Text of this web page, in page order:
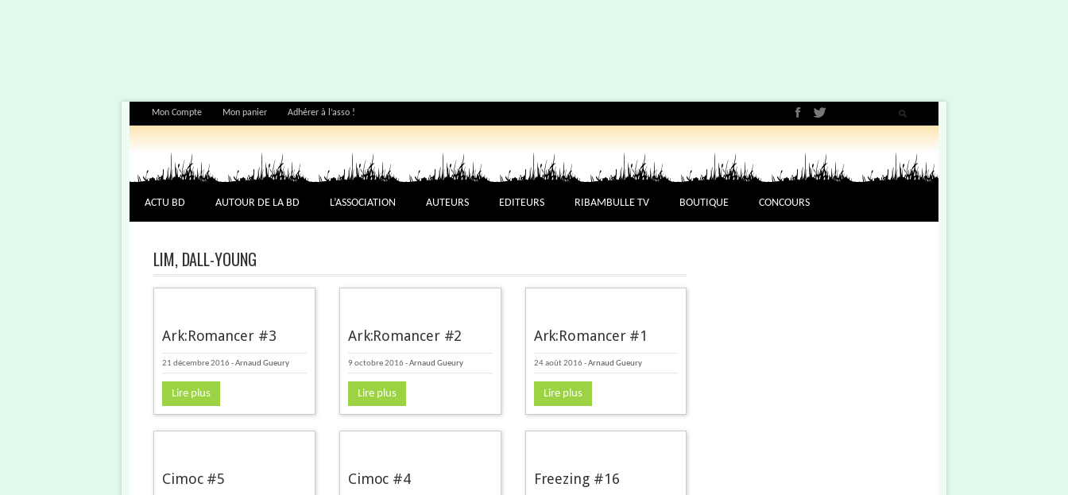
Mon Compte Mon panier Adhérer à l’asso !
ACTU BD AUTOUR DE LA BD L’ASSOCIATION AUTEURS EDITEURS RIBAMBULLE TV BOUTIQUE CONCOURS
LIM, DALL-YOUNG
Ark:Romancer #3
21 décembre 2016 -Arnaud Gueury
Lire plus
Ark:Romancer #2
9 octobre 2016 -Arnaud Gueury
Lire plus
Ark:Romancer #1
24 août 2016 -Arnaud Gueury
Lire plus
Cimoc #5 Cimoc #4 Freezing #16